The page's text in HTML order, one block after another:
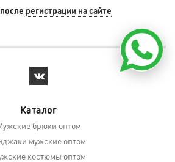
регистрации на сайте
Каталог
брюки оптом
мужские оптом
костюмы оптом